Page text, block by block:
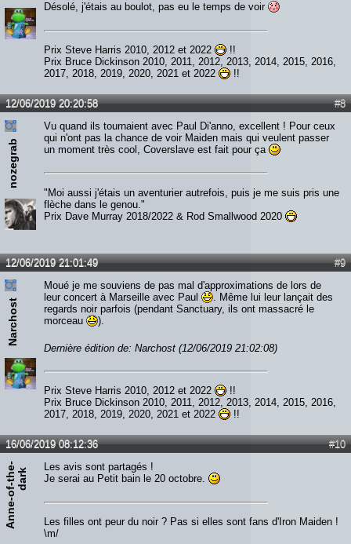
Désolé, j'étais au boulot, pas eu le temps de voir
Prix Steve Harris 2010, 2012 et 2022
!!
Prix Bruce Dickinson 2010, 2011, 2012, 2013, 2014, 2015, 2016,
2017, 2018, 2019, 2020, 2021 et 2022
!!
#8
12/06/2019 20:20:58
nozegrab
Vu quand ils tournaient avec Paul Di'anno, excellent ! Pour ceux
qui n'ont pas la chance de voir Maiden mais qui veulent passer
un moment très cool, Coverslave est fait pour ça
"Moi aussi j'étais un aventurier autrefois, puis je me suis pris une
flèche dans le genou."
Prix Dave Murray 2018/2022 & Rod Smallwood 2020
#9
12/06/2019 21:01:49
Narchost
Moué je me souviens de pas mal d'approximations de lors de
leur concert à Marseille avec Paul
. Même lui leur lançait des
regards noir parfois (pendant Sanctuary, ils ont massacré le
morceau
).
Dernière édition de: Narchost (12/06/2019 21:02:08)
Prix Steve Harris 2010, 2012 et 2022
!!
Prix Bruce Dickinson 2010, 2011, 2012, 2013, 2014, 2015, 2016,
2017, 2018, 2019, 2020, 2021 et 2022
!!
#10
16/06/2019 08:12:36
A
n
n
e
-
o
f
-
t
h
e
-
d
a
rk
Les avis sont partagés !
Je serai au Petit bain le 20 octobre.
Les filles ont peur du noir ? Pas si elles sont fans d'Iron Maiden !
\m/